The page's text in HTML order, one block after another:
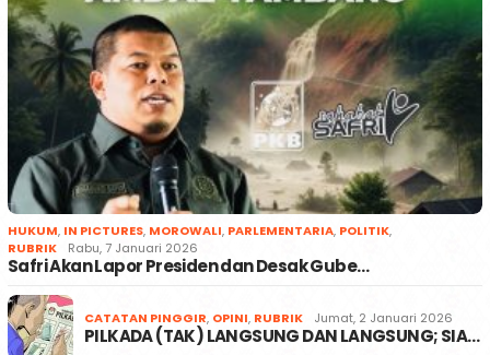
HUKUM, IN PICTURES, MOROWALI, PARLEMENTARIA, POLITIK,
RUBRIK
Rabu, 7 Januari 2026
Safri Akan Lapor Presiden dan Desak Gube…
CATATAN PINGGIR, OPINI, RUBRIK Jumat, 2 Januari 2026
PILKADA (TAK) LANGSUNG DAN LANGSUNG; SIA…